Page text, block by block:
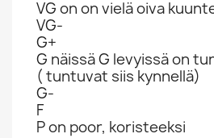
VG on on vielä oiva
VG-
G+
G näissä G levyissä on
( tuntuvat siis kynnellä)
G-
F
P on poor, koristeeksi